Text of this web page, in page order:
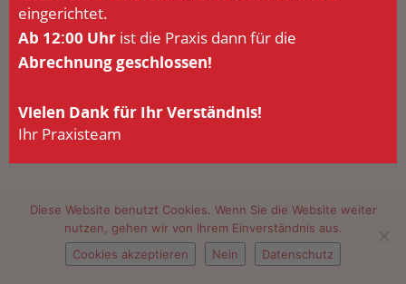
eingerichtet.
Ab 12:00 Uhr ist die Praxis dann für die
Abrechnung geschlossen!
Vielen Dank für Ihr Verständnis!
Ihr Praxisteam
Diese Website benutzt Cookies. Wenn Sie die Website weiter
nutzen, gehen wir von Ihrem Einverständnis aus.
Cookies akzeptieren
Nein Datenschutz